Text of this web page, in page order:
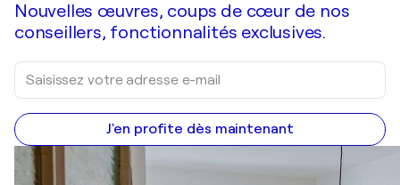
Nouvelles œuvres, coups de cœur de nos
conseillers, fonctionnalités exclusives.
J'en profite dès maintenant